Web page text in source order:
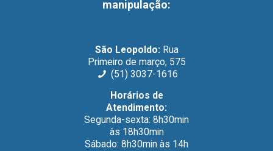
manipulação:
São Leopoldo: Rua
Primeiro de março, 575
(51) 3037-1616
Horários de
Atendimento:
Segunda-sexta: 8h30min
às 18h30min
Sábado: 8h30min às 14h